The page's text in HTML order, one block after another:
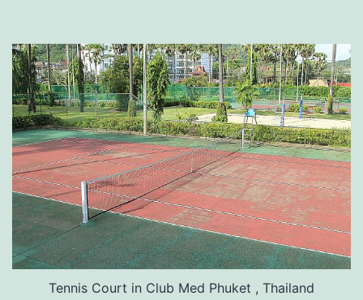
?
Tennis Court in Club Med Phuket , Thailand